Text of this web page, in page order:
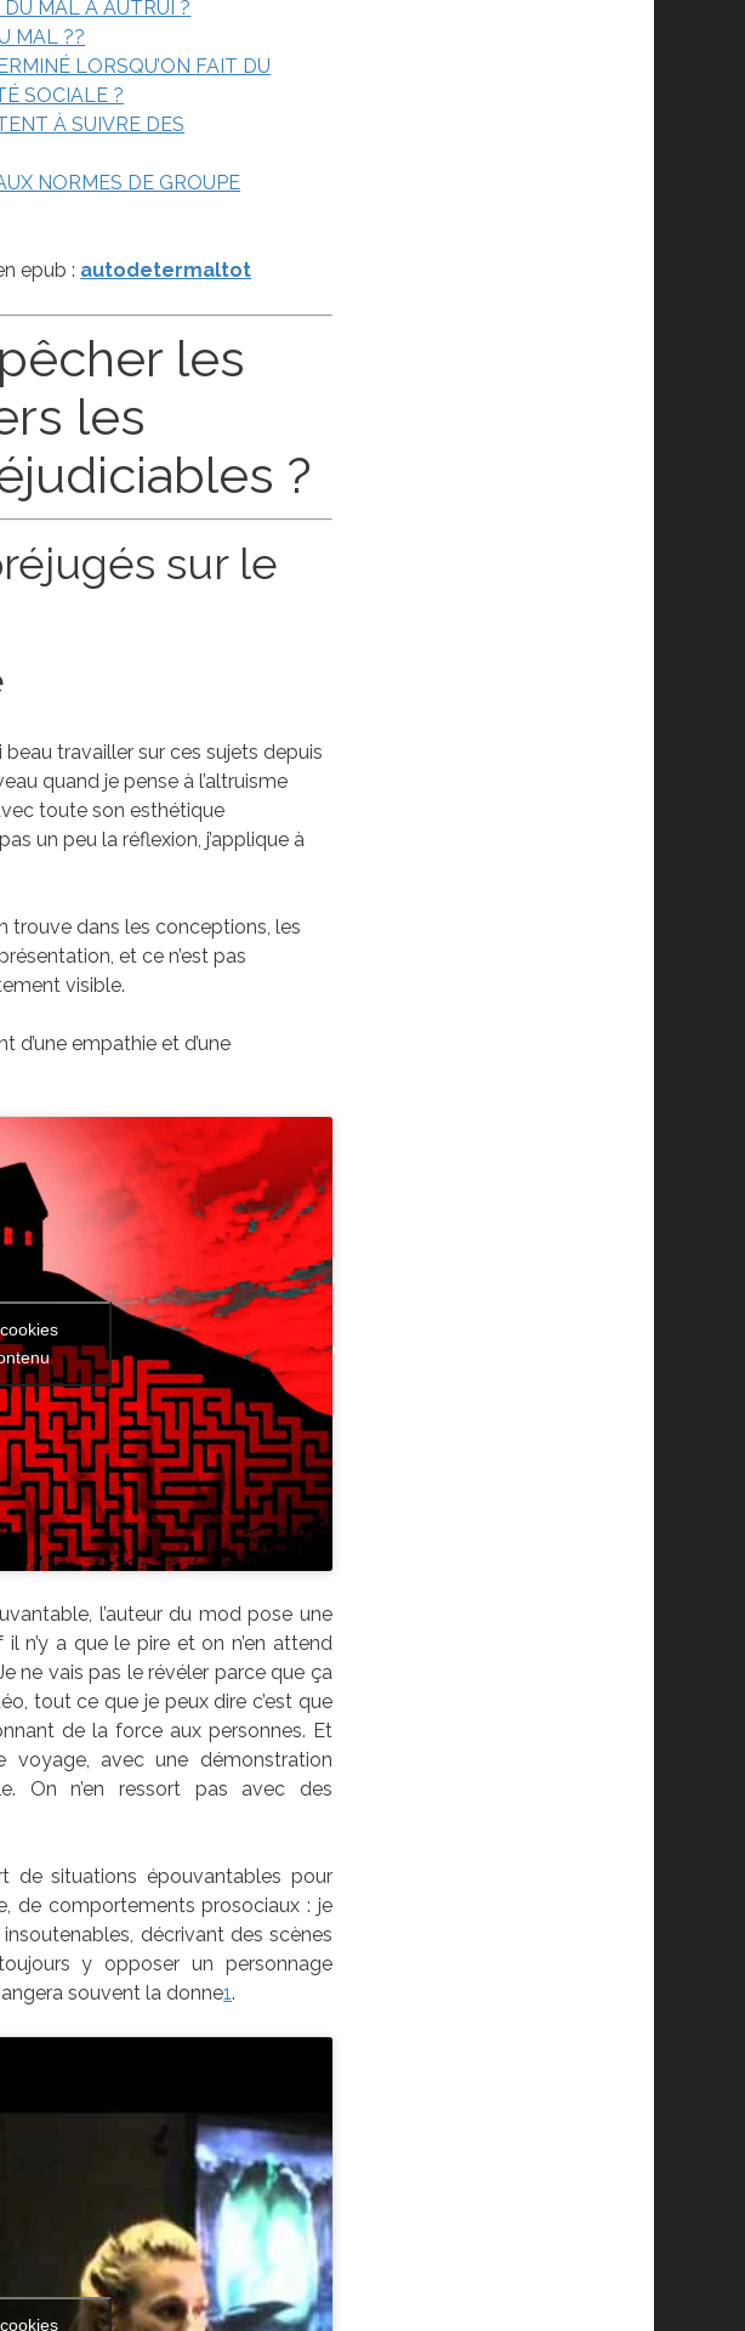
MAL À AUTRUI ?
MAL ??
LORSQU’ON FAIT DU
SOCIALE ?
À SUIVRE DES
NORMES DE GROUPE
epub : autodetermaltot
les
les
?
sur le
beau travailler sur ces sujets depuis
quand je pense à l’altruisme
toute son esthétique
un peu la réflexion, j’applique à
trouve dans les conceptions, les
et ce n’est pas
visible.
empathie et d’une
l’auteur du mod pose une
n’y a que le pire et on n’en attend
ne vais pas le révéler parce que ça
tout ce que je peux dire c’est que
de la force aux personnes. Et
avec une démonstration
On n’en ressort pas avec des
de situations épouvantables pour
de comportements prosociaux : je
décrivant des scènes
y opposer un personnage
souvent la donne1.